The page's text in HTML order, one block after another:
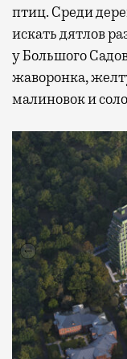
птиц. Среди
искать дятлов
у Большого
жаворонка,
малиновок и